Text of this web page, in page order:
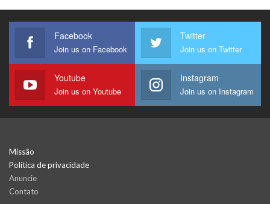
Facebook
Join us on Facebook
Twitter
Join us on Twitter
Youtube
Join us on Youtube
Instagram
Join us on Instagram
Missão
Política de privacidade
Anuncie
Contato